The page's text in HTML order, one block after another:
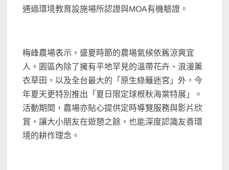
通過環境教育設施場所認證與MOA有機驗證。
梅峰農場表示，盛夏時節的農場氣候依舊涼爽宜
人。園區內除了擁有平地罕見的溫帶花卉、浪漫薰
衣草田，以及全台最大的「原生綠籬迷宮」外，今
年夏天更特別推出「夏日限定球根秋海棠特展」。
活動期間，農場亦貼心提供定時導覽服務與影片欣
賞，讓大小朋友在遊憩之餘，也能深度認識友善環
境的耕作理念。